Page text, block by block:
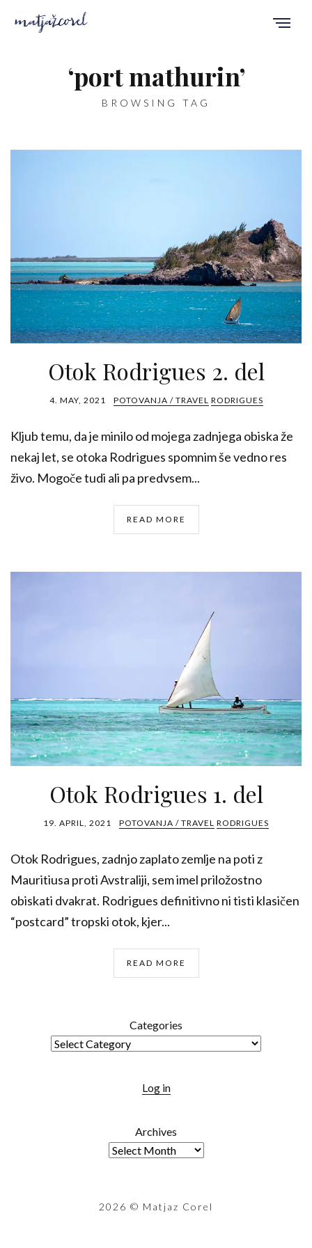
‘port mathurin’
BROWSING TAG
Otok Rodrigues 2. del
4. MAY, 2021 POTOVANJA / TRAVEL RODRIGUES
Kljub temu, da je minilo od mojega zadnjega obiska že
nekaj let, se otoka Rodrigues spomnim še vedno res
živo. Mogoče tudi ali pa predvsem...
READ MORE
Otok Rodrigues 1. del
19. APRIL, 2021 POTOVANJA / TRAVEL RODRIGUES
Otok Rodrigues, zadnjo zaplato zemlje na poti z
Mauritiusa proti Avstraliji, sem imel priložostno
obiskati dvakrat. Rodrigues definitivno ni tisti klasičen
“postcard” tropski otok, kjer...
READ MORE
Categories
Log in
Archives
2026 © Matjaz Corel